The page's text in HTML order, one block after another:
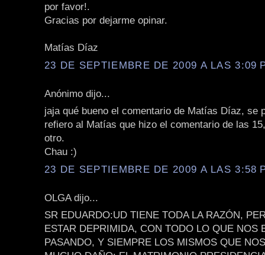
por favor!.
Gracias por dejarme opinar.
Matías Díaz
23 DE SEPTIEMBRE DE 2009 A LAS 3:09
Anónimo dijo...
jaja qué bueno el comentario de Matías Díaz, se
refiero al Matías que hizo el comentario de las
otro.
Chau :)
23 DE SEPTIEMBRE DE 2009 A LAS 3:58
OLGA dijo...
SR EDUARDO:UD TIENE TODA LA RAZÓN,
ESTAR DEPRIMIDA, CON TODO LO QUE NOS
PASANDO, Y SIEMPRE LOS MISMOS QUE